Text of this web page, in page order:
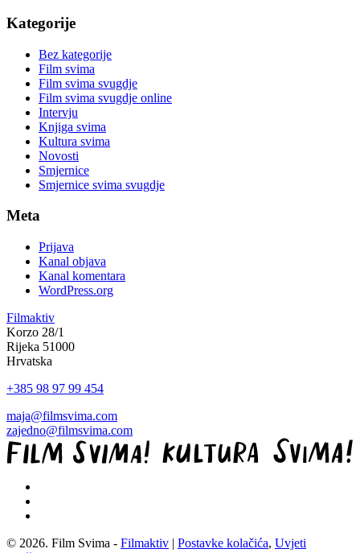
Kategorije
Bez kategorije
Film svima
Film svima svugdje
Film svima svugdje online
Intervju
Knjiga svima
Kultura svima
Novosti
Smjernice
Smjernice svima svugdje
Meta
Prijava
Kanal objava
Kanal komentara
WordPress.org
Filmaktiv
Korzo 28/1
Rijeka 51000
Hrvatska
+385 98 97 99 454
maja@filmsvima.com
zajedno@filmsvima.com
© 2026. Film Svima - Filmaktiv | Postavke kolačića, Uvjeti